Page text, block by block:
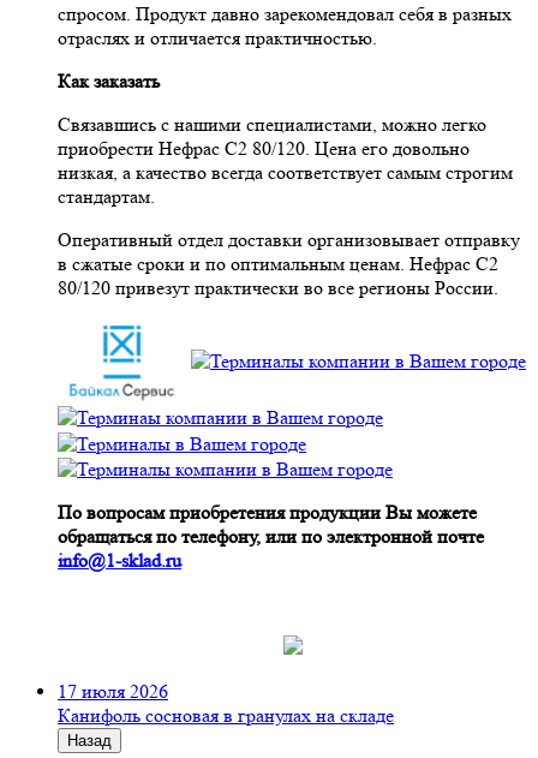
спросом. Продукт давно зарекомендовал себя в разных
отраслях и отличается практичностью.
Как заказать
Связавшись с нашими специалистами, можно легко
приобрести Нефрас С2 80/120. Цена его довольно
низкая, а качество всегда соответствует самым строгим
стандартам.
Оперативный отдел доставки организовывает отправку
в сжатые сроки и по оптимальным ценам. Нефрас С2
80/120 привезут практически во все регионы России.
По вопросам приобретения продукции Вы можете
обращаться по телефону, или по электронной почте
info@1-sklad.ru
17 июля 2026
Канифоль сосновая в гранулах на складе
Назад